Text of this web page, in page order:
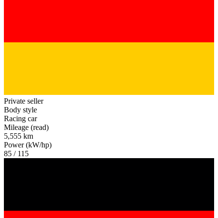
Private seller
Body style
Racing car
Mileage (read)
5,555 km
Power (kW/hp)
85 / 115